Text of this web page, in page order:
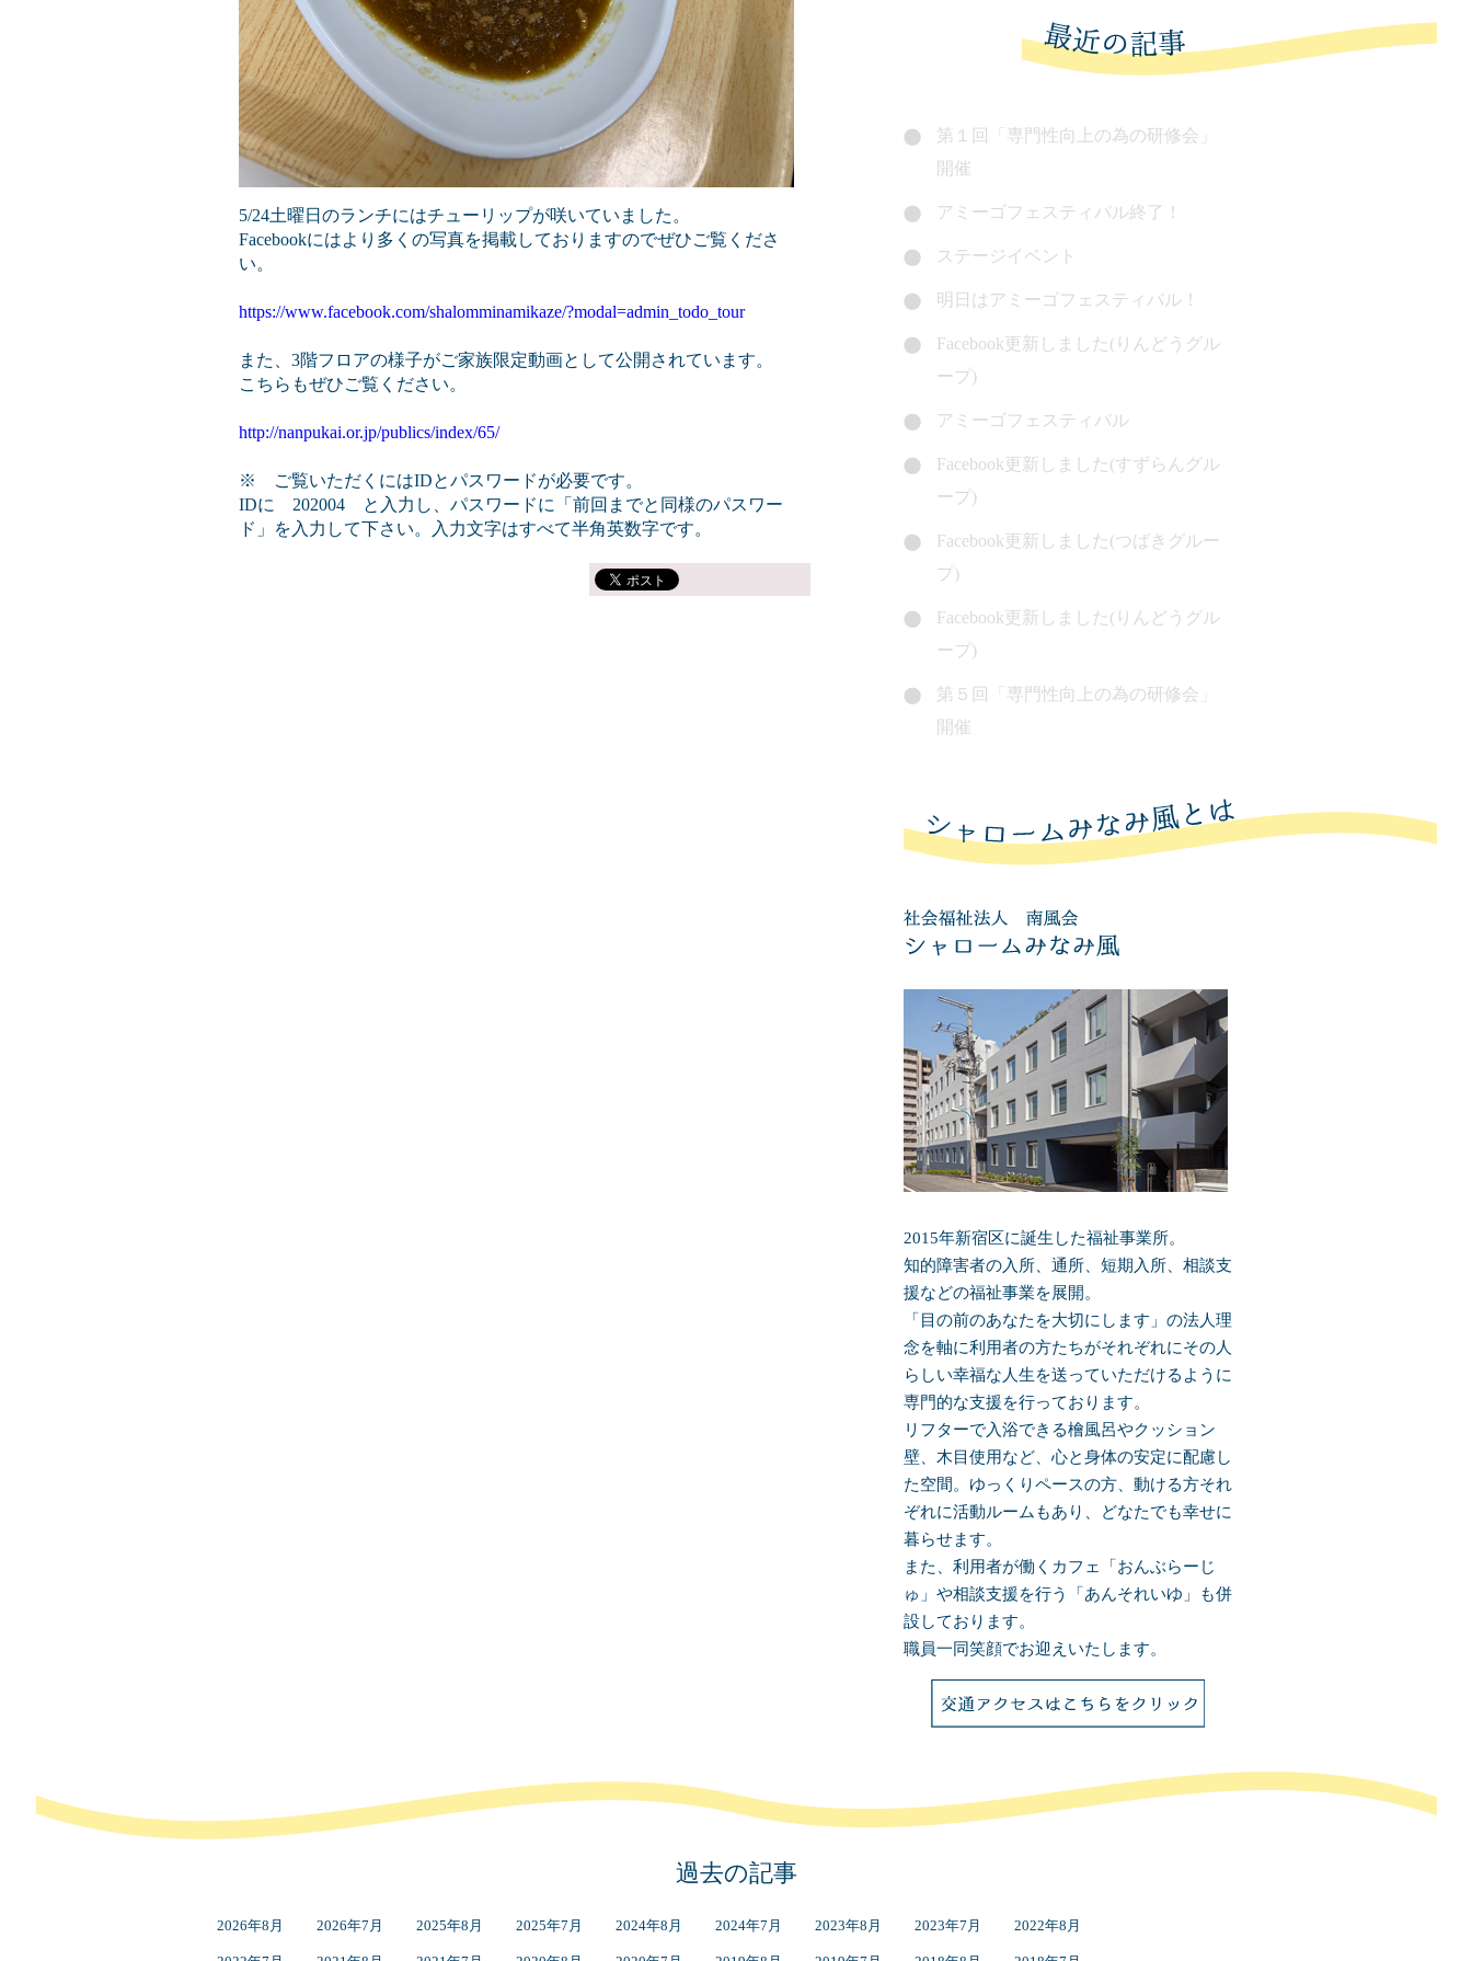
5/24土曜日のランチにはチューリップが咲いていました。
Facebookにはより多くの写真を掲載しておりますのでぜひご覧くださ
い。
https://www.facebook.com/shalomminamikaze/?modal=admin_todo_tour
また、3階フロアの様子がご家族限定動画として公開されています。
こちらもぜひご覧ください。
http://nanpukai.or.jp/publics/index/65/
※ ご覧いただくにはIDとパスワードが必要です。
IDに 202004 と入力し、パスワードに「前回までと同様のパスワー
ド」を入力して下さい。入力文字はすべて半角英数字です。
第１回「専門性向上の為の研修会」
開催
アミーゴフェスティバル終了！
ステージイベント
明日はアミーゴフェスティバル！
Facebook更新しました(りんどうグル
ープ)
アミーゴフェスティバル
Facebook更新しました(すずらんグル
ープ)
Facebook更新しました(つばきグルー
プ)
Facebook更新しました(りんどうグル
ープ)
第５回「専門性向上の為の研修会」
開催
2015年新宿区に誕生した福祉事業所。
知的障害者の入所、通所、短期入所、相談支
援などの福祉事業を展開。
「目の前のあなたを大切にします」の法人理
念を軸に利用者の方たちがそれぞれにその人
らしい幸福な人生を送っていただけるように
専門的な支援を行っております。
リフターで入浴できる檜風呂やクッション
壁、木目使用など、心と身体の安定に配慮し
た空間。ゆっくりペースの方、動ける方それ
ぞれに活動ルームもあり、どなたでも幸せに
暮らせます。
また、利用者が働くカフェ「おんぶらーじ
ゅ」や相談支援を行う「あんそれいゆ」も併
設しております。
職員一同笑顔でお迎えいたします。
過去の記事
2026年8月 2026年7月 2025年8月 2025年7月 2024年8月 2024年7月 2023年8月 2023年7月 2022年8月